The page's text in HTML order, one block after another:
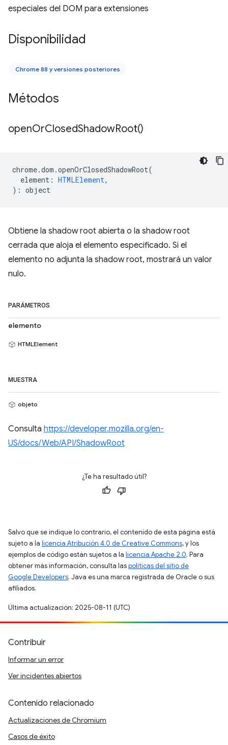
especiales del DOM para extensiones
Disponibilidad
Chrome 88 y versiones posteriores
Métodos
openOrClosedShadowRoot()
chrome.dom .openOrClosedShadowRoot(
element : HTMLElement,
) : object
Obtiene la shadow root abierta o la shadow root
cerrada que aloja el elemento especificado. Si el
elemento no adjunta la shadow root, mostrará un valor
nulo.
PARÁMETROS
elemento
HTMLElement
MUESTRA
objeto
Consulta https://developer.mozilla.org/en-
US/docs/Web/API/ShadowRoot
¿Te ha resultado útil?
Salvo que se indique lo contrario, el contenido de esta página está
sujeto a la licencia Atribución 4.0 de Creative Commons, y los
ejemplos de código están sujetos a la licencia Apache 2.0. Para
obtener más información, consulta laspolíticas del sitio de
Google Developers. Java es una marca registrada de Oracle o sus
afiliados.
Última actualización: 2025-08-11 (UTC)
Contribuir
Informar un error
Ver incidentes abiertos
Contenido relacionado
Actualizaciones de Chromium
Casos de éxito